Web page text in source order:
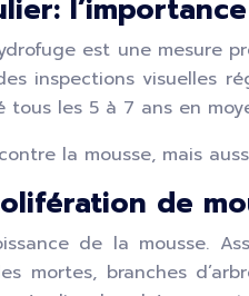
est une
inspections
les 5 à 7 ans en
la mousse, mais
de
de la mousse.
mortes, branches